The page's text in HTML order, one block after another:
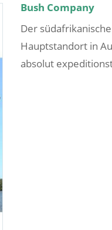
Bush Company
Der
Hauptstandort in
absolut